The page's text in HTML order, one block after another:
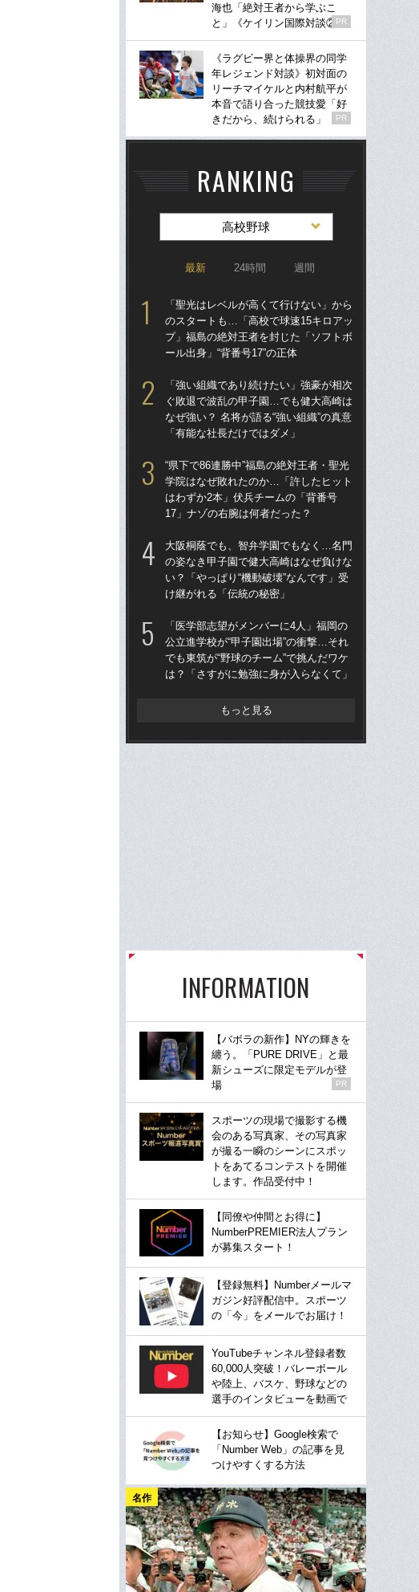
海也「絶対王者から学ぶこ
と」《ケイリン国際対談②》
PR
《ラグビー界と体操界の同学
年レジェンド対談》初対面の
リーチマイケルと内村航平が
本音で語り合った競技愛「好
きだから、続けられる」
PR
RANKING
高校野球
最新 24時間 週間
「聖光はレベルが高くて行けない」から
のスタートも…「高校で球速15キロアッ
プ」福島の絶対王者を封じた「ソフトボ
ール出身」“背番号17”の正体
「強い組織であり続けたい」強豪が相次
ぐ敗退で波乱の甲子園…でも健大高崎は
なぜ強い？ 名将が語る“強い組織”の真意
「有能な社長だけではダメ」
“県下で86連勝中”福島の絶対王者・聖光
学院はなぜ敗れたのか…「許したヒット
はわずか2本」伏兵チームの「背番号
17」ナゾの右腕は何者だった？
大阪桐蔭でも、智弁学園でもなく…名門
の姿なき甲子園で健大高崎はなぜ負けな
い？「やっぱり“機動破壊”なんです」受
け継がれる「伝統の秘密」
「医学部志望がメンバーに4人」福岡の
公立進学校が“甲子園出場”の衝撃…それ
でも東筑が“野球のチーム”で挑んだワケ
は？「さすがに勉強に身が入らなくて」
もっと見る
INFORMATION
【バボラの新作】NYの輝きを
纏う。「PURE DRIVE」と最
新シューズに限定モデルが登
場
PR
スポーツの現場で撮影する機
会のある写真家、その写真家
が撮る一瞬のシーンにスポッ
トをあてるコンテストを開催
します。作品受付中！
【同僚や仲間とお得に】
NumberPREMIER法人プラン
が募集スタート！
【登録無料】Numberメールマ
ガジン好評配信中。スポーツ
の「今」をメールでお届け！
YouTubeチャンネル登録者数
60,000人突破！バレーボール
や陸上、バスケ、野球などの
選手のインタビューを動画で
【お知らせ】Google検索で
「Number Web」の記事を見
つけやすくする方法
名作